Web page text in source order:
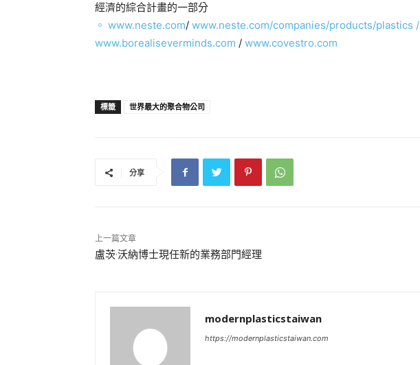
經濟的綜合計畫的一部分
。 www.neste.com/ www.neste.com/companies/products/plastics /
www.borealiseverminds.com / www.covestro.com
標籤 世界最大的聚合物公司
分享
上一篇文章
盧茨·沃納博士現任新的業務部門經理
modernplasticstaiwan
https://modernplasticstaiwan.com